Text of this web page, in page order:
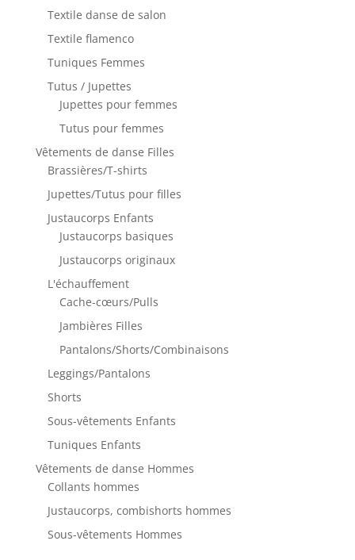
Textile danse de salon
Textile flamenco
Tuniques Femmes
Tutus / Jupettes
Jupettes pour femmes
Tutus pour femmes
Vêtements de danse Filles
Brassières/T-shirts
Jupettes/Tutus pour filles
Justaucorps Enfants
Justaucorps basiques
Justaucorps originaux
L'échauffement
Cache-cœurs/Pulls
Jambières Filles
Pantalons/Shorts/Combinaisons
Leggings/Pantalons
Shorts
Sous-vêtements Enfants
Tuniques Enfants
Vêtements de danse Hommes
Collants hommes
Justaucorps, combishorts hommes
Sous-vêtements Hommes